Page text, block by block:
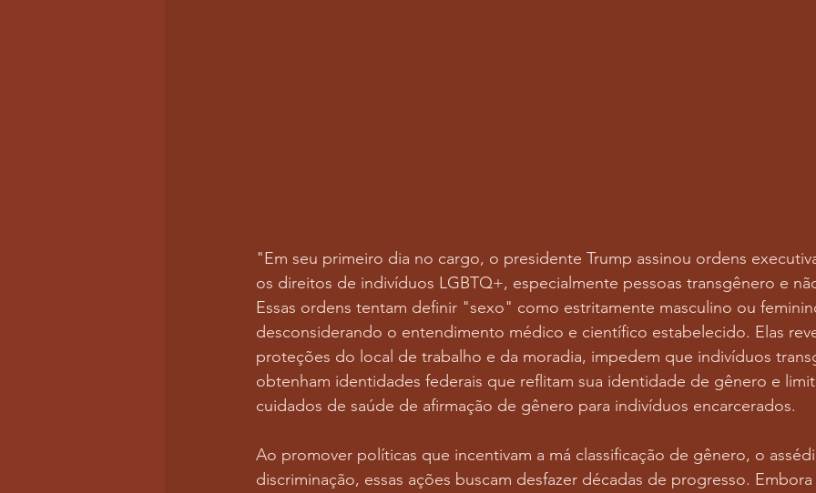
"Em seu primeiro dia no cargo, o presidente Trump assinou ordens
os direitos de indivíduos LGBTQ+, especialmente pessoas transgênero e
Essas ordens tentam definir "sexo" como estritamente masculino ou
desconsiderando o entendimento médico e científico estabelecido. Elas
proteções do local de trabalho e da moradia, impedem que indivíduos
obtenham identidades federais que reflitam sua identidade de gênero e
cuidados de saúde de afirmação de gênero para indivíduos encarcerados.
Ao promover políticas que incentivam a má classificação de gênero, o
discriminação, essas ações buscam desfazer décadas de progresso.